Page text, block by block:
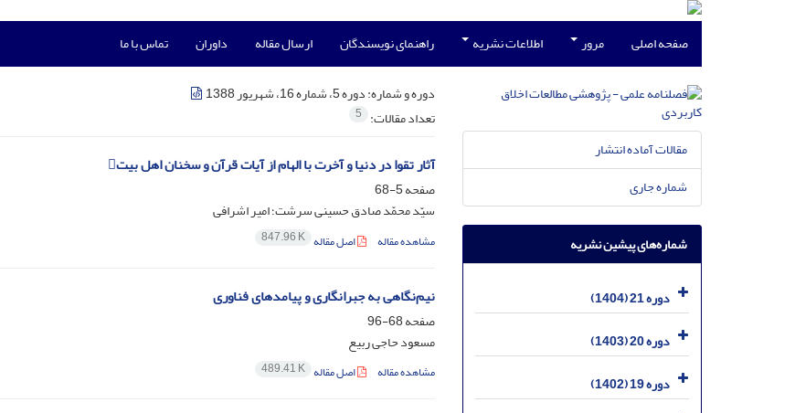
صفحه اصلی مرور اطلاعات نشریه راهنمای نویسندگان ارسال مقاله داوران تماس با ما
دوره و شماره:دوره 5، شماره 16، شهریور 1388
تعداد مقالات: 5
آثار تقوا در دنیا و آخرت با الهام از آیات قرآن و سخنان اهل بیت
صفحه5-68
سیّد محمّد صادق حسینی سرشت؛ امیر اشرافی
مشاهده مقاله اصل مقاله 847.96 K
نیم‌نگاهی به جبرانگاری و پیامدهای فناوری
صفحه68-96
مسعود حاجی ربیع
مشاهده مقاله اصل مقاله 489.41 K
مقالات آماده انتشار
شماره جاری
شماره‌های پیشین نشریه
دوره 21 (1404)
دوره 20 (1403)
دوره 19 (1402)